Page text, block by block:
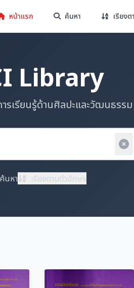
หน้าแรก ค้นหา เรียง
Library
รเรียนรู้ด้านศิลปะและวัฒนธรรม
ค้นหา เรียงตามตัวอักษร